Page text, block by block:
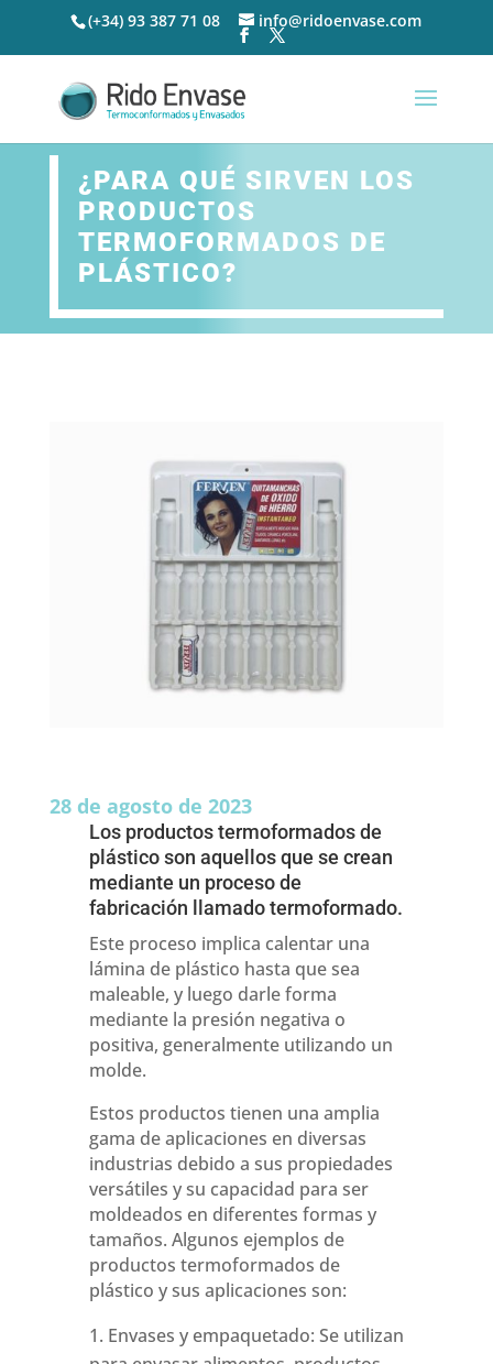
(+34) 93 387 71 08 info@ridoenvase.com
¿PARA QUÉ SIRVEN LOS
PRODUCTOS
TERMOFORMADOS DE
PLÁSTICO?
28 de agosto de 2023
Los productos termoformados de
plástico son aquellos que se crean
mediante un proceso de
fabricación llamado termoformado.
Este proceso implica calentar una
lámina de plástico hasta que sea
maleable, y luego darle forma
mediante la presión negativa o
positiva, generalmente utilizando un
molde.
Estos productos tienen una amplia
gama de aplicaciones en diversas
industrias debido a sus propiedades
versátiles y su capacidad para ser
moldeados en diferentes formas y
tamaños. Algunos ejemplos de
productos termoformados de
plástico y sus aplicaciones son:
Envases y empaquetado: Se utilizan